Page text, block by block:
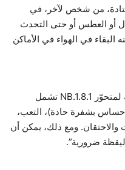
من شخص لآخر، في
أو العطس أو حتى التحدث
في الهواء في الأماكن
وبحسب آصف فإن: “الأعراض الشائعة لمتحوّر NB.1.8.1 تشمل
بشفرة حادة)، التعب،
والاحتقان. ومع ذلك، يمكن أن
ضرورية”.